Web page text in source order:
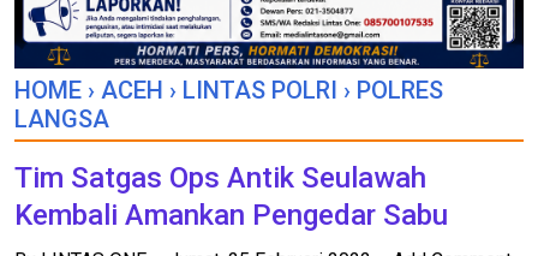
HOME › ACEH › LINTAS POLRI › POLRES
LANGSA
Tim Satgas Ops Antik Seulawah
Kembali Amankan Pengedar Sabu